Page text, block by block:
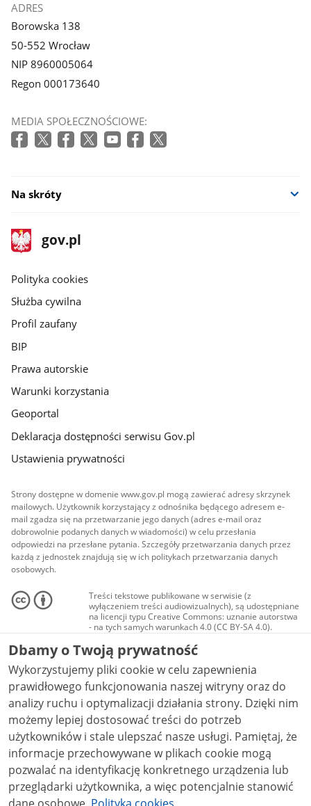
ADRES
Borowska 138
50-552 Wrocław
NIP 8960005064
Regon 000173640
MEDIA SPOŁECZNOŚCIOWE:
Na skróty
stopka
gov.pl
Strona
gov.pl
gov.pl
Polityka cookies
Służba cywilna
Profil zaufany
BIP
Prawa autorskie
Warunki korzystania
Geoportal
Deklaracja dostępności serwisu Gov.pl
Ustawienia prywatności
Strony dostępne w domenie www.gov.pl mogą zawierać adresy skrzynek
mailowych. Użytkownik korzystający z odnośnika będącego adresem e-
mail zgadza się na przetwarzanie jego danych (adres e-mail oraz
dobrowolnie podanych danych w wiadomości) w celu przesłania
odpowiedzi na przesłane pytania. Szczegóły przetwarzania danych przez
każdą z jednostek znajdują się w ich politykach przetwarzania danych
osobowych.
Treści tekstowe publikowane w serwisie (z
wyłączeniem treści audiowizualnych), są udostępniane
na licencji typu Creative Commons: uznanie autorstwa
- na tych samych warunkach 4.0 (CC BY-SA 4.0).
Materiały audiowizualne, w tym zdjęcia, materiały
audio i wideo, są udostępniane na licencji typu
Creative Commons: uznanie autorstwa użycie
niekomercyjne - bez utworów zależnych 4.0 (CC BY-
NC-ND 4.0), o ile nie jest to stwierdzone inaczej.
Dbamy o Twoją prywatność
Wykorzystujemy pliki cookie w celu zapewnienia
prawidłowego funkcjonowania naszej witryny oraz do
analizy ruchu i optymalizacji działania strony. Dzięki nim
możemy lepiej dostosować treści do potrzeb
użytkowników i stale ulepszać nasze usługi. Pamiętaj, że
informacje przechowywane w plikach cookie mogą
pozwalać na identyfikację konkretnego urządzenia lub
przeglądarki użytkownika, a więc potencjalnie stanowić